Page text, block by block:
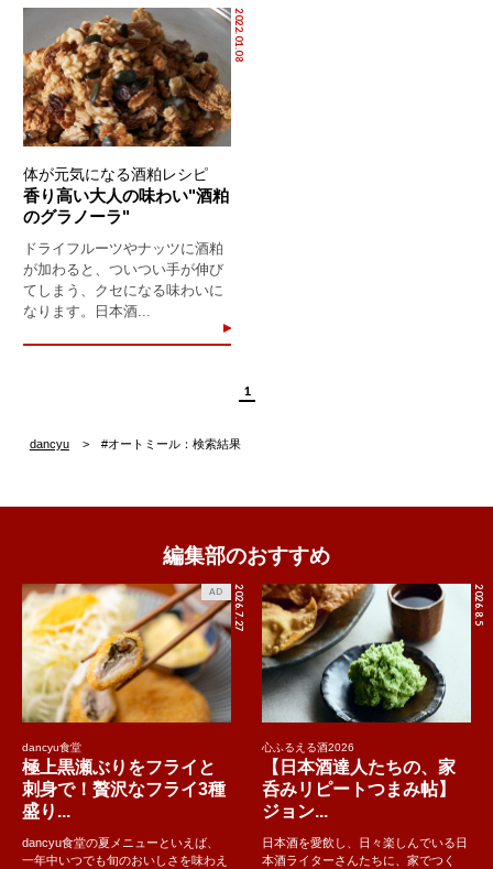
2022.01.08
体が元気になる酒粕レシピ
香り高い大人の味わい"酒粕
のグラノーラ"
ドライフルーツやナッツに酒粕
が加わると、ついつい手が伸び
てしまう、クセになる味わいに
なります。日本酒...
1
dancyu #オートミール：検索結果
編集部のおすすめ
2026.7.27
AD
dancyu食堂
極上黒瀬ぶりをフライと
刺身で！贅沢なフライ3種
盛り...
dancyu食堂の夏メニューといえば、
一年中いつでも旬のおいしさを味わえ
2026.8.5
心ふるえる酒2026
【日本酒達人たちの、家
呑みリピートつまみ帖】
ジョン...
日本酒を愛飲し、日々楽しんでいる日
本酒ライターさんたちに、家でつく